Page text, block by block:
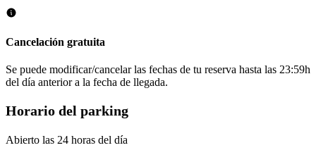
Cancelación gratuita
Se puede modificar/cancelar las fechas de tu reserva hasta las 23:59h
del día anterior a la fecha de llegada.
Horario del parking
Abierto las 24 horas del día